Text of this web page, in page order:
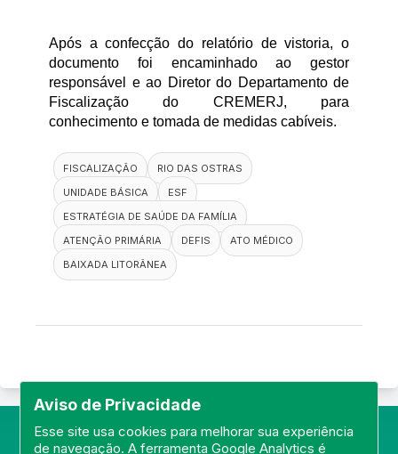
Aviso de Privacidade
Esse site usa cookies para melhorar sua experiência
de navegação. A ferramenta Google Analytics é
Após a confecção do relatório de vistoria, o
documento foi encaminhado ao gestor
responsável e ao Diretor do Departamento de
Fiscalização do CREMERJ, para
conhecimento e tomada de medidas cabíveis.
FISCALIZAÇÃO
RIO DAS OSTRAS
UNIDADE BÁSICA
ESF
ESTRATÉGIA DE SAÚDE DA FAMÍLIA
ATENÇÃO PRIMÁRIA
DEFIS
ATO MÉDICO
BAIXADA LITORÂNEA